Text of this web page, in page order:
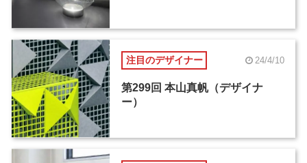
注目のデザイナー 24/4/10
第299回 本山真帆（デザイナ
ー）